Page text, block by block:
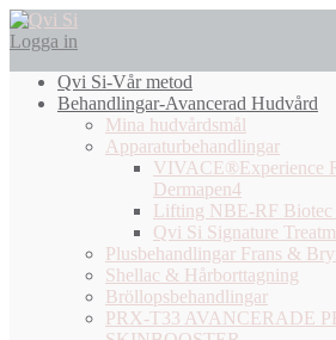
Logga in
Qvi Si-Vår metod
Behandlingar-Avancerad Hudvård
Mina hudvårdsmål
Apparaturbehandlingar
VIVACE®Experience
Dermapen4
Lifting NBE-RF Biotec
Qvi Si Signature
Plusbehandlingar Frans &
Shellac & Hårborttagning
Bröllopsbehandlingar
PRX-T33 AVANCERADE